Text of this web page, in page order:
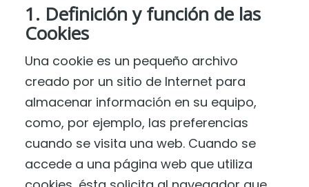
1. Definición y función de las
Cookies
Una cookie es un pequeño archivo
creado por un sitio de Internet para
almacenar información en su equipo,
como, por ejemplo, las preferencias
cuando se visita una web. Cuando se
accede a una página web que utiliza